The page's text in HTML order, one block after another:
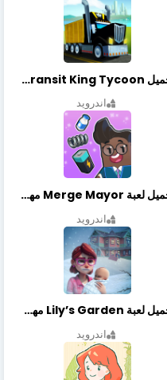
تحميل Transit King Tycoon مهكرة أخر إصدار
اندرويد
تحميل لعبة Merge Mayor مهكرة أخر إصدار
اندرويد
تحميل لعبة Lily’s Garden مهكرة أخر إصدار
اندرويد